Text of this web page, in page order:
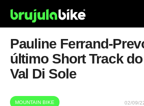
Pauline Ferrand-
último Short Track
Val Di Sole
MOUNTAIN BIKE 02/09/